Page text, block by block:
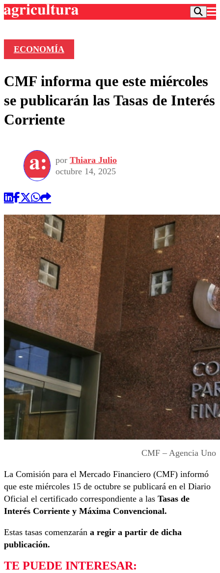
Frecuencias
Agricultura TV
Deportes
Colo Colo
Seleccion Chilena
Torneo Internacional
Universidad de Chile
Entretención
Economía
Internacional
Sustentabilidad
Publicaciones en medios
Opinión
ECONOMÍA
CMF informa que este miércoles
se publicarán las Tasas de Interés
Corriente
por Thiara Julio
octubre 14, 2025
CMF – Agencia Uno
La Comisión para el Mercado Financiero (CMF) informó
que este miércoles 15 de octubre se publicará en el Diario
Oficial el certificado correspondiente a las Tasas de
Interés Corriente y Máxima Convencional.
Estas tasas comenzarán a regir a partir de dicha
publicación.
TE PUEDE INTERESAR: